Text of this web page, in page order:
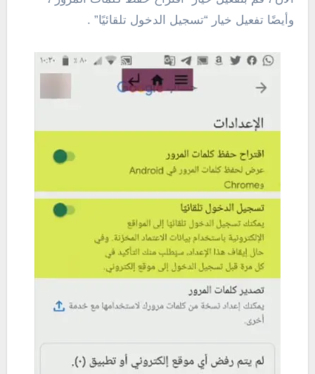
وأيضًا تفعيل خيار “تسجيل الدخول تلقائيًا” .